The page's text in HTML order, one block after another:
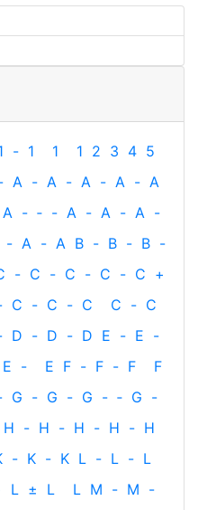
- 1 1 1 2 3 4 5
A - A - A - A - A
A - ‐ - A - A - A -
- A - A B - B - B -
- C - C - C - C +
C - C - C C - C
D - D - D E - E -
E - E F - F - F
F
G - G - G - ‐ G -
H - H - H - H - H
- K - K L - L - L
L ± L L M - M -